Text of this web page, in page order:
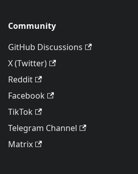
Community
GitHub Discussions
X (Twitter)
Reddit
Facebook
TikTok
Telegram Channel
Matrix